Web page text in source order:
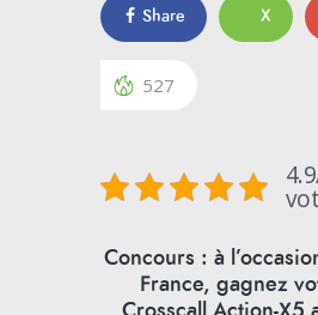
Share X
527
Concours : à
France, gagnez